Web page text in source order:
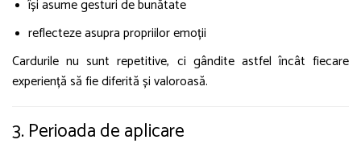
își asume gesturi de bunătate
reflecteze asupra propriilor emoții
Cardurile nu sunt repetitive, ci gândite astfel încât fiecare
experiență să fie diferită și valoroasă.
3. Perioada de aplicare